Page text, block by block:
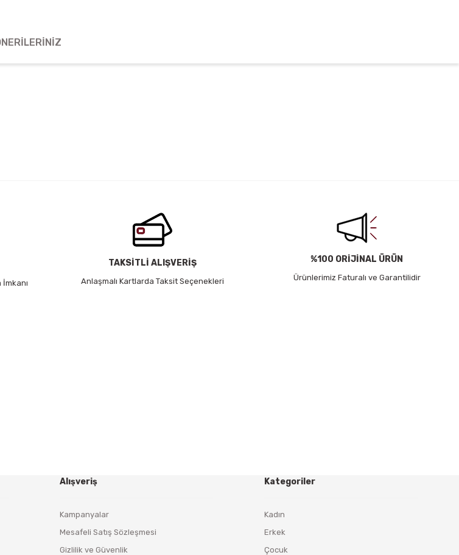
TAKSİTLİ ALIŞVERİŞ
Anlaşmalı Kartlarda Taksit Seçenekleri
%100 ORİJİNAL ÜRÜN
Ürünlerimiz Faturalı ve Garantilidir
Alışveriş
Kampanyalar
Mesafeli Satış Sözleşmesi
Gizlilik ve Güvenlik
Kategoriler
Kadın
Erkek
Çocuk